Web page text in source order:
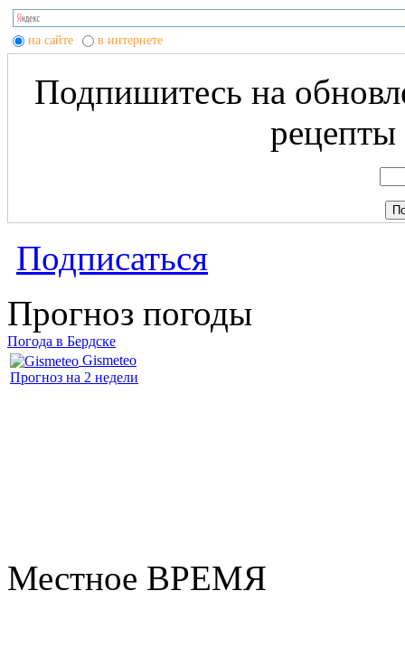
на сайте в интернете
Подпишитесь на
рецепты
Подписаться
Прогноз погоды
Погода в Бердске
Gismeteo
Прогноз на 2 недели
Местное ВРЕМЯ